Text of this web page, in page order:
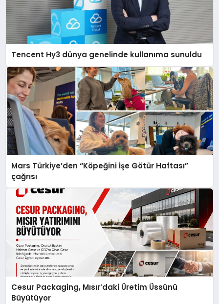
Tencent Hy3 dünya genelinde kullanıma sunuldu
Mars Türkiye’den “Köpeğini İşe Götür Haftası”
çağrısı
Cesur Packaging, Mısır’daki Üretim Üssünü
Büyütüyor